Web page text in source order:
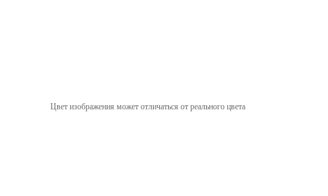
Цвет изображения может отличаться от реального цвета